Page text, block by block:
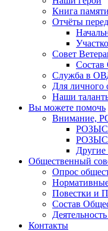
Книга памяти
Отчёты
Совет
Состав
Служба в
Для личного
Наши
Вы можете помочь
Внимание,
Другие
Общественный
Опрос
Повестки и
Состав
Контакты